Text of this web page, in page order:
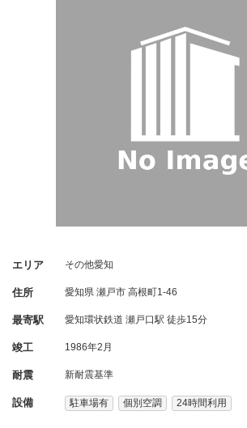
エリア その他愛知
住所 愛知県 瀬戸市 高根町1-46
最寄駅 愛知環状鉄道 瀬戸口駅 徒歩15分
竣工 1986年2月
耐震 新耐震基準
設備 駐車場有 個別空調 24時間利用